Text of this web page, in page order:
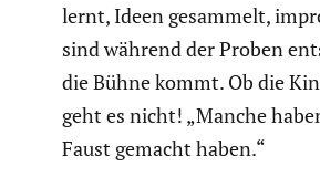
lernt, Ideen gesammelt,
sind während der Proben
die Bühne kommt. Ob die
geht es nicht! „Manche
Faust gemacht haben.“